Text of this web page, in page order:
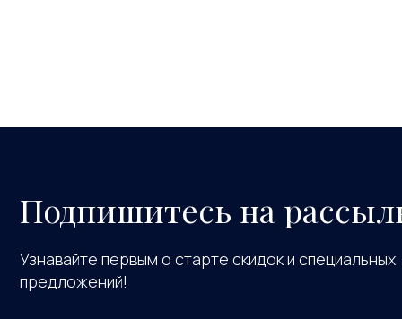
Подпишитесь на
Узнавайте первым о старте скидок и специальных
предложений!